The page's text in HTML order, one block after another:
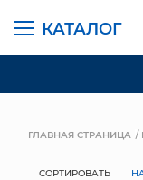
КАТАЛОГ
ГЛАВНАЯ СТРАНИЦА
СОРТИРОВАТЬ